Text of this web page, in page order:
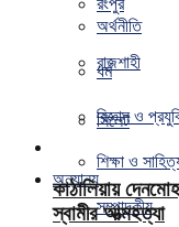
অর্থনীতি
ধর্ম
বিজ্ঞান ও
শিক্ষা ও
সম্পাদকীয়
রংপুর
রাজশাহী
সিলেট
অন্যান্য
কাঠালিয়ায়
স্বামীর আত্মহত্যা